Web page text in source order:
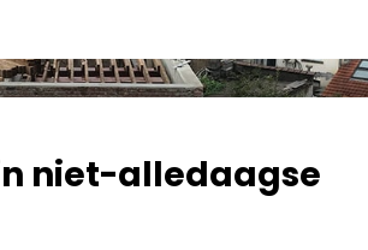
hang- en sluitwerk, dak-
Profiel
niet-alledaagse